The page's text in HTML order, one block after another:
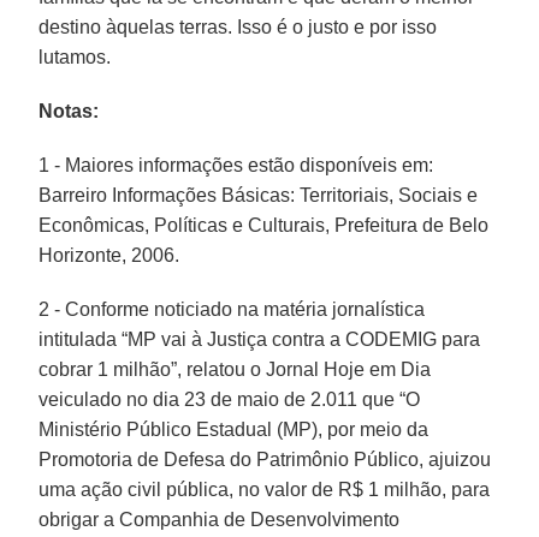
destino àquelas terras. Isso é o justo e por isso
lutamos.
Notas:
1 - Maiores informações estão disponíveis em:
Barreiro Informações Básicas: Territoriais, Sociais e
Econômicas, Políticas e Culturais, Prefeitura de Belo
Horizonte, 2006.
2 - Conforme noticiado na matéria jornalística
intitulada “MP vai à Justiça contra a CODEMIG para
cobrar 1 milhão”, relatou o Jornal Hoje em Dia
veiculado no dia 23 de maio de 2.011 que “O
Ministério Público Estadual (MP), por meio da
Promotoria de Defesa do Patrimônio Público, ajuizou
uma ação civil pública, no valor de R$ 1 milhão, para
obrigar a Companhia de Desenvolvimento